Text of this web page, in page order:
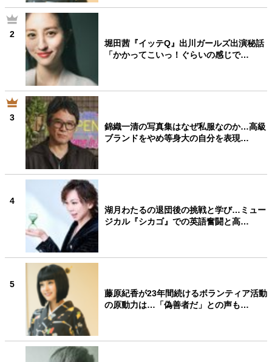
2
堀田茜『イッテQ』出川ガールズ出演秘話
「かかってこいっ！ぐらいの感じで…
3
錦織一清の写真集はなぜ私服なのか…高級
ブランドをやめ等身大の自分を表現…
4
湖月わたるの退団後の挑戦と学び…ミュー
ジカル『シカゴ』での英語奮闘と高…
5
藤原紀香が23年間続けるボランティア活動
の原動力は…「偽善者だ」との声も…